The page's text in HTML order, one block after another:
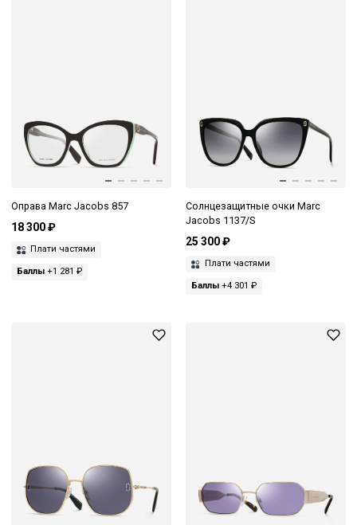
Оправа Marc Jacobs 857
18 300 ₽
Плати частями
Баллы +1 281 ₽
Солнцезащитные очки Marc
Jacobs 1137/S
25 300 ₽
Плати частями
Баллы+4 301 ₽